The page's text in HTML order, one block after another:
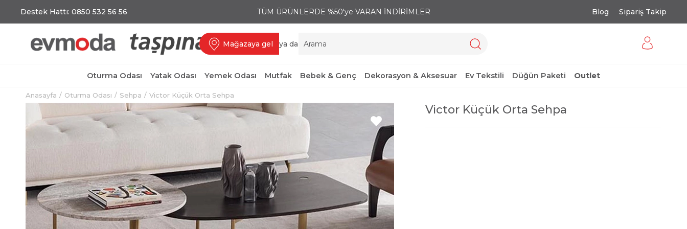
Destek Hattı: 0850 532 56 56 TÜM ÜRÜNLERDE %50'ye VARAN İNDİRİMLER Blog Sipariş Takip
Mağazaya gel ya da
Oturma Odası Yatak Odası Yemek Odası Mutfak Bebek & Genç Dekorasyon & Aksesuar Ev Tekstili Düğün Paketi Outlet
Anasayfa Oturma Odası Sehpa Victor Küçük Orta Sehpa
Victor Küçük Orta Sehpa